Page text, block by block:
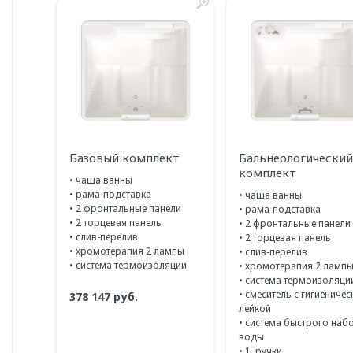
Базовый комплект
• чаша ванны
• рама-подставка
• 2 фронтальные панели
• 2 торцевая панель
• слив-перелив
• хромотерапия 2 лампы
• система термоизоляции
378 147 руб.
Бальнеологический
комплект
• чаша ванны
• рама-подставка
• 2 фронтальные панели
• 2 торцевая панель
• слив-перелив
• хромотерапия 2 лампы
• система
• смеситель с
лейкой
• система быстрого
воды